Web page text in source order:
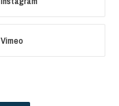
Vimeo